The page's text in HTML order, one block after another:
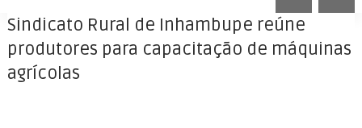
Sindicato Rural de Inhambupe reúne
produtores para capacitação de máquinas
agrícolas